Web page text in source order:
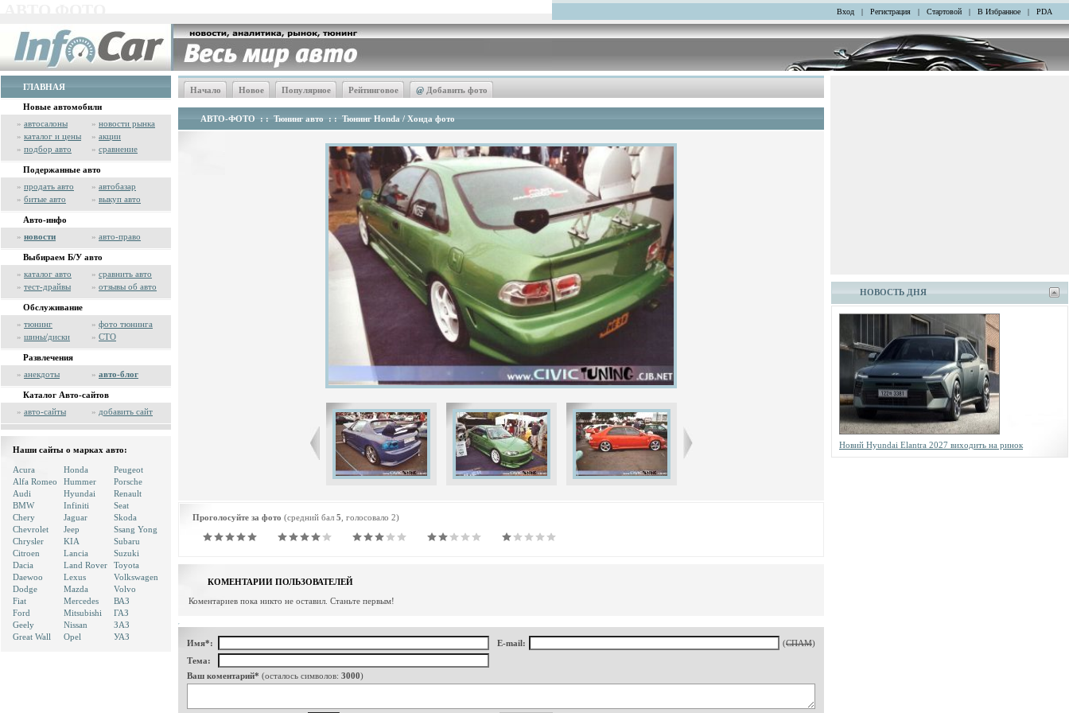
Вход | Регистрация | Стартовой | В Избранное | PDA
ГЛАВНАЯ
Новые автомобили
» автосалоны » новости рынка
» каталог и цены » акции
» подбор авто » сравнение
Подержанные авто
» продать авто » автобазар
» битые авто » выкуп авто
Авто-инфо
» новости » авто-право
Выбираем Б/У авто
» каталог авто » сравнить авто
» тест-драйвы » отзывы об авто
Обслуживание
» тюнинг » фото тюнинга
» шины/диски » СТО
Развлечения
» анекдоты » авто-блог
Каталог Авто-сайтов
» авто-сайты » добавить сайт
Наши сайты о марках авто:
Acura
Alfa Romeo
Audi
BMW
Chery
Chevrolet
Chrysler
Citroen
Dacia
Daewoo
Dodge
Fiat
Ford
Geely
Great Wall
Honda
Hummer
Hyundai
Infiniti
Jaguar
Jeep
KIA
Lancia
Land Rover
Lexus
Mazda
Mercedes
Mitsubishi
Nissan
Opel
Peugeot
Porsche
Renault
Seat
Skoda
Ssang Yong
Subaru
Suzuki
Toyota
Volkswagen
Volvo
ВАЗ
ГАЗ
ЗАЗ
УАЗ
Начало Новое Популярное Рейтинговое @ Добавить фото
АВТО-ФОТО : : Тюнинг авто : : Тюнинг Honda / Хонда фото
Проголосуйте за фото (средний бал 5 , голосовало 2)
КОМЕНТАРИИ ПОЛЬЗОВАТЕЛЕЙ
Коментариев пока никто не оставил. Станьте первым!
Имя*: E-mail: (СПАМ)
Тема:
Ваш коментарий* (осталось символов: 3000)
НОВОСТЬ ДНЯ
Новий Hyundai Elantra 2027 виходить на ринок